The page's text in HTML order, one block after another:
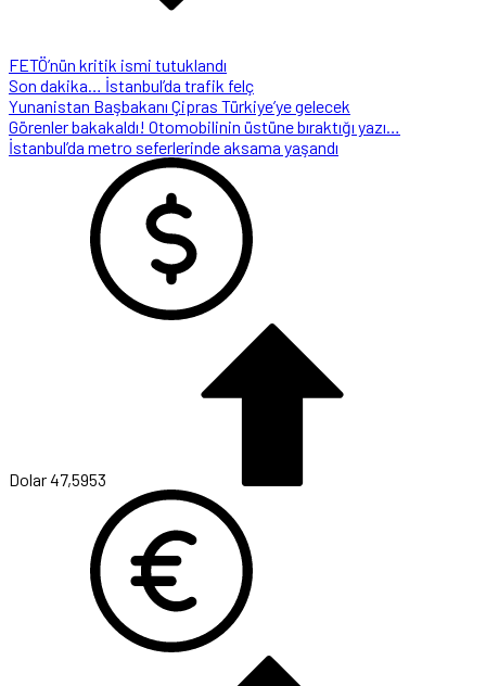
FETÖ’nün kritik ismi tutuklandı
Son dakika… İstanbul’da trafik felç
Yunanistan Başbakanı Çipras Türkiye’ye gelecek
Görenler bakakaldı! Otomobilinin üstüne bıraktığı yazı…
İstanbul’da metro seferlerinde aksama yaşandı
Dolar47,5953